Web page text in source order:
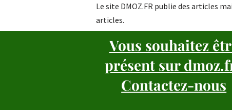
Le site DMOZ.FR publie des articles
articles.
Vous souhaitez
présent sur
Contactez-nous